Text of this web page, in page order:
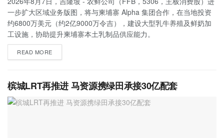
一步扩大区域业务版图，将与柬埔寨 Alpha 集团合作，在当地投资
约6800万美元（约2亿9000万令吉），建设大型乳牛养殖及鲜奶加
工设施，协助提升柬埔寨本土乳制品供应能力。
READ MORE
槟城LRT再推进 马资源携绿田承接30亿配套